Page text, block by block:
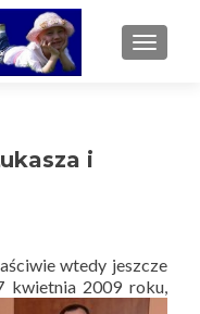
i
wtedy jeszcze
kwietnia 2009 roku,